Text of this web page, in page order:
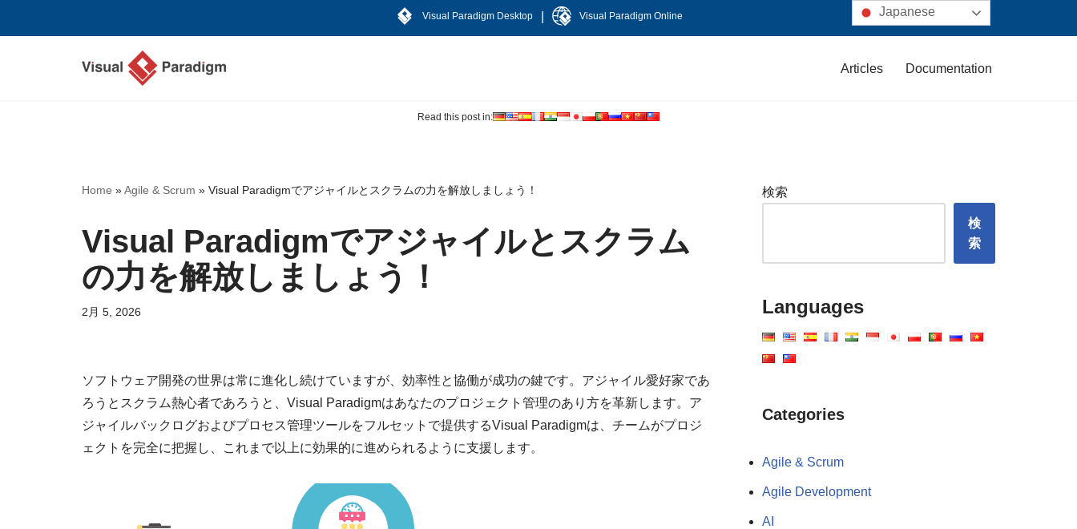
Visual Paradigm Desktop Visual Paradigm Online
Articles Documentation
Read this post in:
Home »Agile & Scrum » Visual Paradigmでアジャイルとスクラムの力を解放しましょう！
Visual Paradigmでアジャイルとスクラム
の力を解放しましょう！
2月 5, 2026
ソフトウェア開発の世界は常に進化し続けていますが、効率性と協働が成功の鍵です。アジャイル愛好家であ
ろうとスクラム熱心者であろうと、Visual Paradigmはあなたのプロジェクト管理のあり方を革新します。ア
ジャイルバックログおよびプロセス管理ツールをフルセットで提供するVisual Paradigmは、チームがプロジ
ェクトを完全に把握し、これまで以上に効果的に進められるように支援します。
検索
検
索
Languages
Categories
Agile & Scrum
Agile Development
AI
Japanese